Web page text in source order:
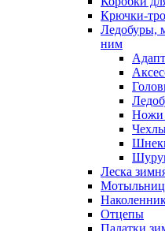
Крючки-
Ледобуры,
ним
Ножи
Леска
Отцепы
Палатки